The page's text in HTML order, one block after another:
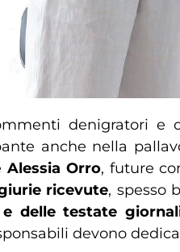
denigratori
anche nella
Alessia Orro, future
ricevute, spesso
delle testate
devono